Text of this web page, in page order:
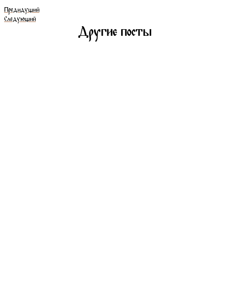
Предидущий
Следующий
Другие посты